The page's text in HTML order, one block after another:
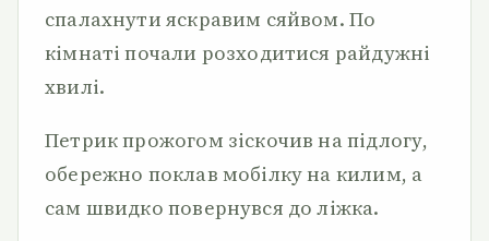
спалахнути яскравим сяйвом. По
кімнаті почали розходитися райдужні
хвилі.
Петрик прожогом зіскочив на підлогу,
обережно поклав мобілку на килим, а
сам швидко повернувся до ліжка.